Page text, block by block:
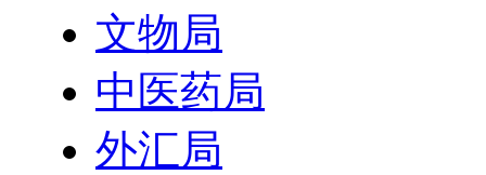
文物局
中医药局
外汇局